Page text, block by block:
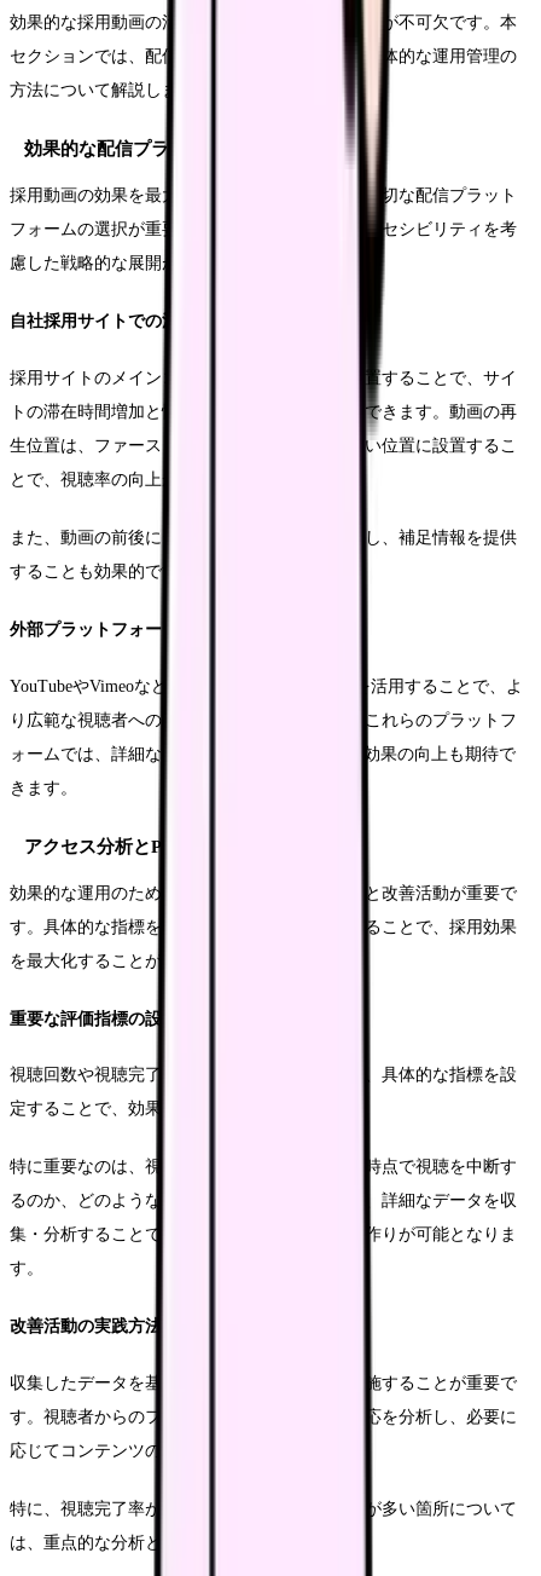
効果的な採用動画の活用には、適切な運用と管理が不可欠です。本
セクションでは、配信方法から効果測定まで、具体的な運用管理の
方法について解説します。
効果的な配信プラットフォームの選択
採用動画の効果を最大限に引き出すためには、適切な配信プラット
フォームの選択が重要となります。視聴者のアクセシビリティを考
慮した戦略的な展開が求められます。
自社採用サイトでの活用方法
採用サイトのメインコンテンツとして動画を配置することで、サイ
トの滞在時間増加と情報伝達効率の向上が期待できます。動画の再
生位置は、ファーストビューもしくはそれに近い位置に設置するこ
とで、視聴率の向上が見込めます。
また、動画の前後にテキストコンテンツを配置し、補足情報を提供
することも効果的です。
外部プラットフォームの戦略的活用
YouTubeやVimeoなどの外部プラットフォームを活用することで、よ
り広範な視聴者へのリーチが可能となります。これらのプラットフ
ォームでは、詳細な視聴データの取得や、SEO効果の向上も期待で
きます。
アクセス分析とPDCAサイクル
効果的な運用のためには、定期的なデータ分析と改善活動が重要で
す。具体的な指標を設定し、継続的な改善を図ることで、採用効果
を最大化することができます。
重要な評価指標の設定
視聴回数や視聴完了率、そこからの応募率など、具体的な指標を設
定することで、効果測定が可能となります。
特に重要なのは、視聴者の行動分析です。どの時点で視聴を中断す
るのか、どのような内容に興味を示すのかなど、詳細なデータを収
集・分析することで、より効果的なコンテンツ作りが可能となりま
す。
改善活動の実践方法
収集したデータを基に、定期的な改善活動を実施することが重要で
す。視聴者からのフィードバックや応募者の反応を分析し、必要に
応じてコンテンツの更新や修正を行います。
特に、視聴完了率が低い部分や、視聴者の離脱が多い箇所について
は、重点的な分析と改善が必要です。